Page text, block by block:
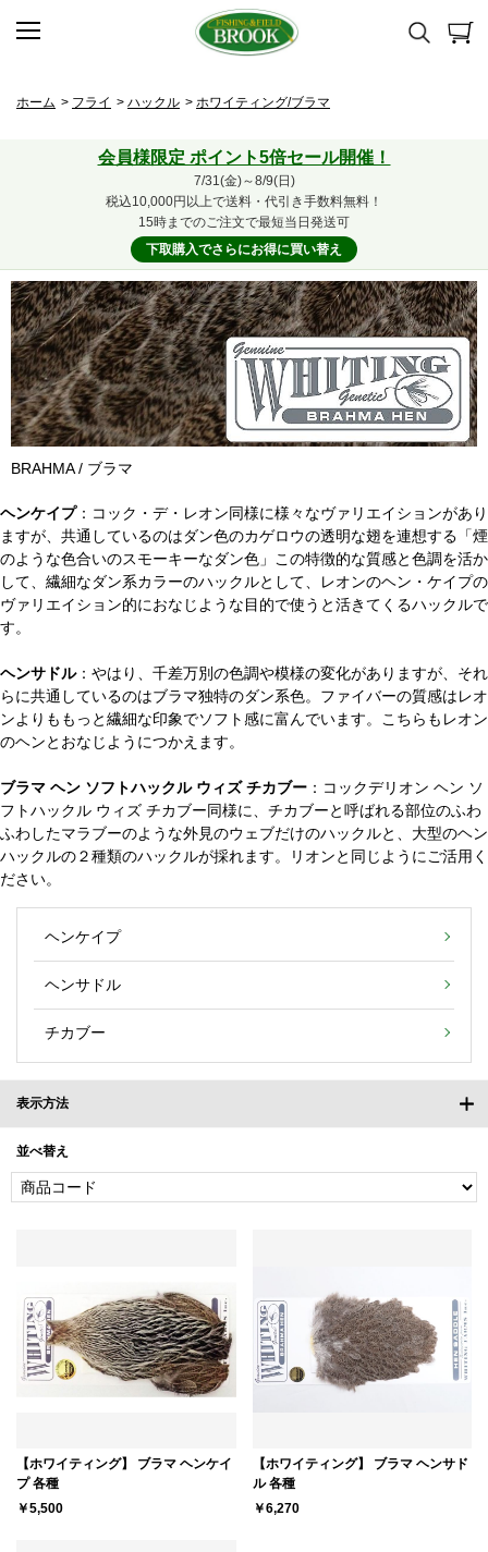
ホーム > フライ > ハックル > ホワイティング/ブラマ
会員様限定 ポイント5倍セール開催！
7/31(金)～8/9(日)
税込10,000円以上で送料・代引き手数料無料！
15時までのご注文で最短当日発送可
下取購入でさらにお得に買い替え
BRAHMA / ブラマ
ヘンケイプ：コック・デ・レオン同様に様々なヴァリエイションがあり
ますが、共通しているのはダン色のカゲロウの透明な翅を連想する「煙
のような色合いのスモーキーなダン色」この特徴的な質感と色調を活か
して、繊細なダン系カラーのハックルとして、レオンのヘン・ケイプの
ヴァリエイション的におなじような目的で使うと活きてくるハックルで
す。
ヘンサドル：やはり、千差万別の色調や模様の変化がありますが、それ
らに共通しているのはブラマ独特のダン系色。ファイバーの質感はレオ
ンよりももっと繊細な印象でソフト感に富んでいます。こちらもレオン
のヘンとおなじようにつかえます。
ブラマ ヘン ソフトハックル ウィズ チカブー ：コックデリオン ヘン ソ
フトハックル ウィズ チカブー同様に、チカブーと呼ばれる部位のふわ
ふわしたマラブーのような外見のウェブだけのハックルと、大型のヘン
ハックルの２種類のハックルが採れます。リオンと同じようにご活用く
ださい。
ヘンケイプ
ヘンサドル
チカブー
表示方法
並べ替え
【ホワイティング】 ブラマ ヘンケイ
プ 各種
￥5,500
【ホワイティング】 ブラマ ヘンサド
ル 各種
￥6,270